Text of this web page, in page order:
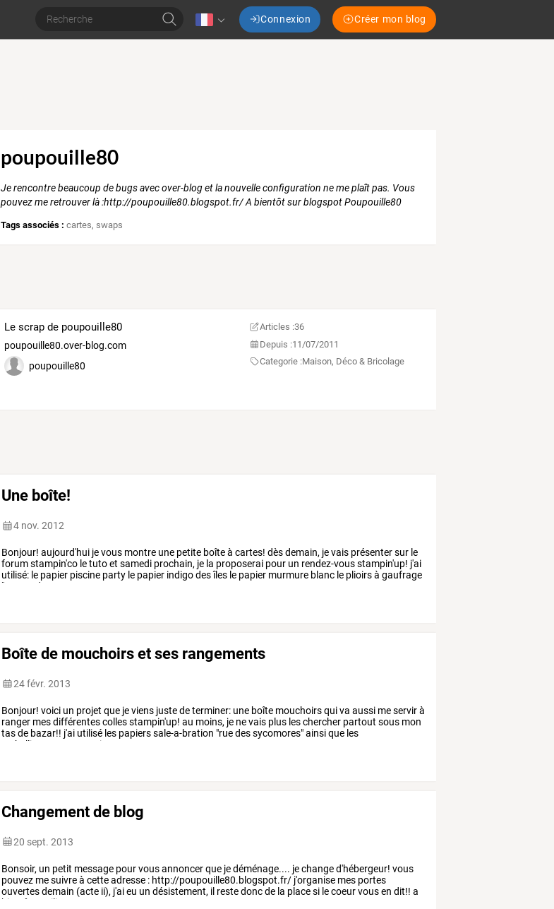
Connexion Créer mon blog
poupouille80
Je rencontre beaucoup de bugs avec over-blog et la nouvelle configuration ne me plaît pas. Vous
pouvez me retrouver là :http://poupouille80.blogspot.fr/ A bientôt sur blogspot Poupouille80
Tags associés : cartes,swaps
Le scrap de poupouille80
poupouille80.over-blog.com
poupouille80
Articles :36
Depuis :11/07/2011
Categorie :Maison, Déco & Bricolage
Une boîte!
4 nov. 2012
Bonjour! aujourd'hui jevous montre une petite boîteà cartes! dèsdemain, jevais présentersur le
forumstampin'co letutoet samedi prochain, je la proposerai pour un rendez-vousstampin'up! j'ai
utilisé: le papier piscine party le papier indigodesîles le papier murmure blanc le plioirsà gaufrage
"averse
de
Boîte de mouchoirs et ses rangements
24 févr. 2013
Bonjour! voici un projet que jeviens justedeterminer: une boîte mouchoirsquiva aussi meservirà
ranger mesdifférentescollesstampin'up! au moins, je nevais plus leschercher partout sous mon
tasde bazar!! j'ai utilisé les papierssale-a-bration "ruedessycomores"ainsique les
embellisements
assortis,
Changement de blog
20 sept. 2013
Bonsoir, un petit message pour vous annoncer que je déménage.... je change d'hébergeur! vous
pouvez me suivre à cette adresse : http://poupouille80.blogspot.fr/ j'organise mes portes
ouvertes demain (acte ii), j'ai eu un désistement, il reste donc de la place si le coeur vous en dit!! a
bientôt! emilie